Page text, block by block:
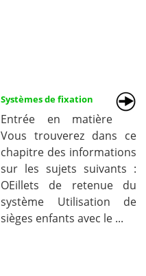
Systèmes de fixation
Entrée en matière
Vous trouverez dans ce
chapitre des informations
sur les sujets suivants :
OEillets de retenue du
système Utilisation de
sièges enfants avec le ...